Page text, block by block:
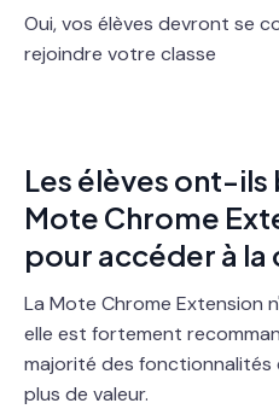
Oui, vos élèves devront se
rejoindre votre classe
Les élèves ont-ils
Mote Chrome
pour accéder à la
La Mote Chrome Extension
elle est fortement
majorité des
plus de valeur.